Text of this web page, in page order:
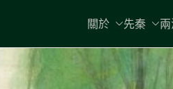
關於 先秦